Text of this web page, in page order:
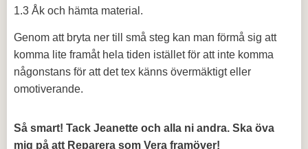
1.3 Åk och hämta material.
Genom att bryta ner till små steg kan man förmå sig att
komma lite framåt hela tiden istället för att inte komma
någonstans för att det tex känns övermäktigt eller
omotiverande.
Så smart! Tack Jeanette och alla ni andra. Ska öva
mig på att Reparera som Vera framöver!